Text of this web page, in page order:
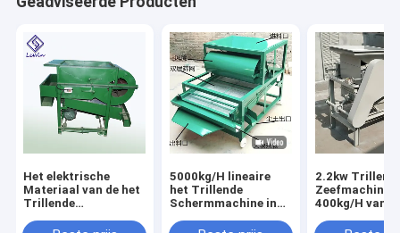
Het elektrische
Materiaal van de het
Trillende
Industrieel het
5000kg/H lineaire
het Trillende
Schermmachine in
industrie
2.2kw
Zeefmachine
400kg/H van
Dek Drie